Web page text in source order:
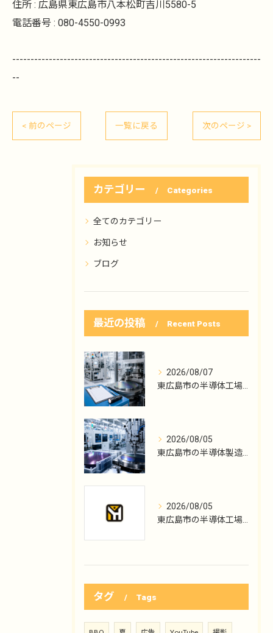
住所 : 広島県東広島市八本松町吉川5580-5
電話番号 : 080-4550-0993
--------------------------------------------------------------------
--
< 前のページ 一覧に戻る 次のページ >
カテゴリー Categories
全てのカテゴリー
お知らせ
ブログ
最近の投稿 Recent Posts
2026/08/07
2026/08/05
2026/08/05
タグ Tags